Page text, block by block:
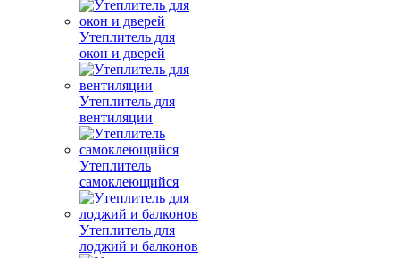
Утеплитель для
окон и дверей
Утеплитель для
вентиляции
Утеплитель
самоклеющийся
Утеплитель для
лоджий и балконов